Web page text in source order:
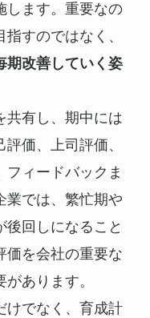
します。重要なの
すのではなく、
期改善していく姿
共有し、期中には
価、上司評価、
フィードバックま
業では、繁忙期や
回しになること
価を会社の重要な
あります。
けでなく、育成計